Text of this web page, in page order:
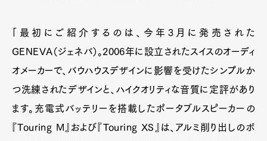
「最初にご紹介するのは、今年3月に発売された
GENEVA（ジェネバ）。2006年に設立されたスイスのオーディ
オメーカーで、バウハウスデザインに影響を受けたシンプルか
つ洗練されたデザインと、ハイクオリティな音質に定評があり
ます。充電式バッテリーを搭載したポータブルスピーカーの
『Touring M』および『Touring XS』は、アルミ削り出しのボ